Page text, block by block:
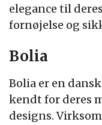
elegance til
fornøjelse og
Bolia
Bolia er en
kendt for deres
designs.